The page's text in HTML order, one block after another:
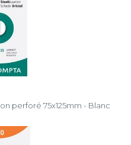
perforé 75x125mm - Blanc